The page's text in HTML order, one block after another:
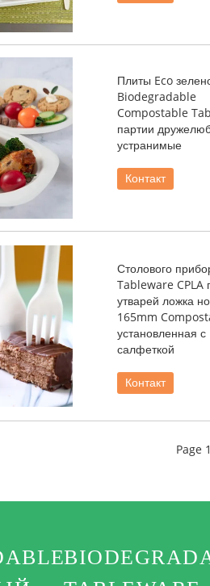
Плиты Eco
Biodegradable
Compostable
партии
устранимые
Контакт
Столового
Tableware CPLA
утварей ложка
165mm
установленная с
салфеткой
Контакт
Page